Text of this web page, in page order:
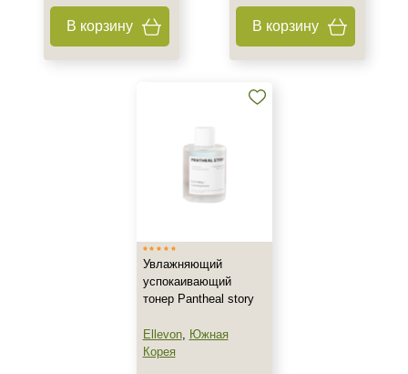
Воспаление
Себорея
Показать еще
В корзину В корзину
Увлажняющий
успокаивающий
тонер Pantheal story
Ellevon, Южная
Корея